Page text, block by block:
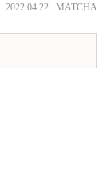
2022.04.22 MATCHA